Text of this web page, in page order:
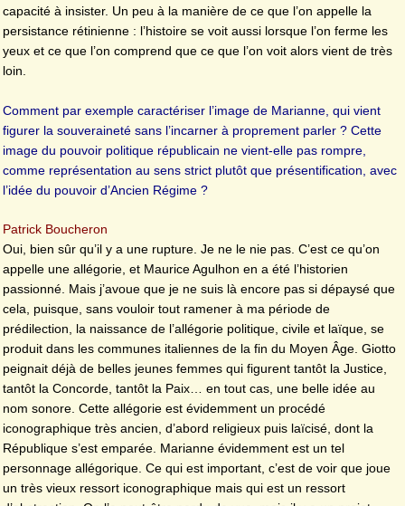
capacité à insister. Un peu à la manière de ce que l’on appelle la
persistance rétinienne : l’histoire se voit aussi lorsque l’on ferme les
yeux et ce que l’on comprend que ce que l’on voit alors vient de très
loin.
Comment par exemple caractériser l’image de Marianne, qui vient
figurer la souveraineté sans l’incarner à proprement parler ? Cette
image du pouvoir politique républicain ne vient-elle pas rompre,
comme représentation au sens strict plutôt que présentification, avec
l’idée du pouvoir d’Ancien Régime ?
Patrick Boucheron
Oui, bien sûr qu’il y a une rupture. Je ne le nie pas. C’est ce qu’on
appelle une allégorie, et Maurice Agulhon en a été l’historien
passionné. Mais j’avoue que je ne suis là encore pas si dépaysé que
cela, puisque, sans vouloir tout ramener à ma période de
prédilection, la naissance de l’allégorie politique, civile et laïque, se
produit dans les communes italiennes de la fin du Moyen Âge. Giotto
peignait déjà de belles jeunes femmes qui figurent tantôt la Justice,
tantôt la Concorde, tantôt la Paix… en tout cas, une belle idée au
nom sonore. Cette allégorie est évidemment un procédé
iconographique très ancien, d’abord religieux puis laïcisé, dont la
République s’est emparée. Marianne évidemment est un tel
personnage allégorique. Ce qui est important, c’est de voir que joue
un très vieux ressort iconographique mais qui est un ressort